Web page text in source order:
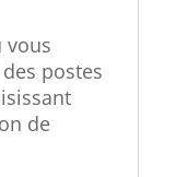
vous
postes
de